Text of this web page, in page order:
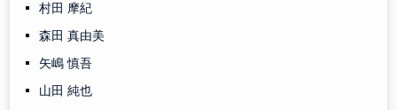
村田 摩紀
森田 真由美
矢嶋 慎吾
山田 純也